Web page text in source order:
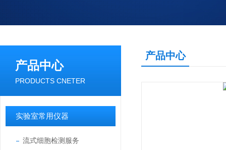
产品中心
PRODUCTS CNETER
实验室常用仪器
流式细胞检测服务
产品中心